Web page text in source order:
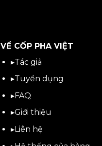
VỀ CỐP PHA VIỆT
▸Tác giả
▸Tuyển dụng
▸FAQ
▸Giới thiệu
▸Liên hệ